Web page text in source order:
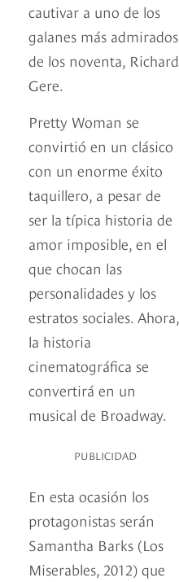
cautivar a uno de los
galanes más admirados
de los noventa, Richard
Gere.
Pretty Woman se
convirtió en un clásico
con un enorme éxito
taquillero, a pesar de
ser la típica historia de
amor imposible, en el
que chocan las
personalidades y los
estratos sociales. Ahora,
la historia
cinematográfica se
convertirá en un
musical de Broadway.
PUBLICIDAD
En esta ocasión los
protagonistas serán
Samantha Barks (Los
Miserables, 2012) que